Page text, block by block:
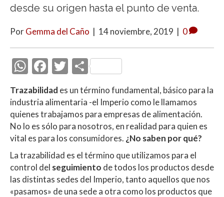
desde su origen hasta el punto de venta.
PorGemma del Caño | 14 noviembre, 2019 | 0
W
h
at
s
A
p
p
F
ac
e
b
o
o
k
T
itt
er
C
m
p
ar
ti
r
Trazabilidad es un término fundamental, básico para la
industria alimentaria -el Imperio como le llamamos
quienes trabajamos para empresas de alimentación.
No lo es sólo para nosotros, en realidad para quien es
vital es para los consumidores. ¿No saben por qué?
La trazabilidad es el término que utilizamos para el
control del seguimiento de todos los productos desde
las distintas sedes del Imperio, tanto aquellos que nos
«pasamos» de una sede a otra como los productos que